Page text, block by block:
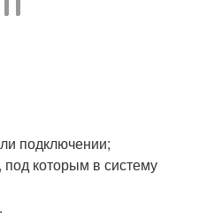
подключении;
которым в систему